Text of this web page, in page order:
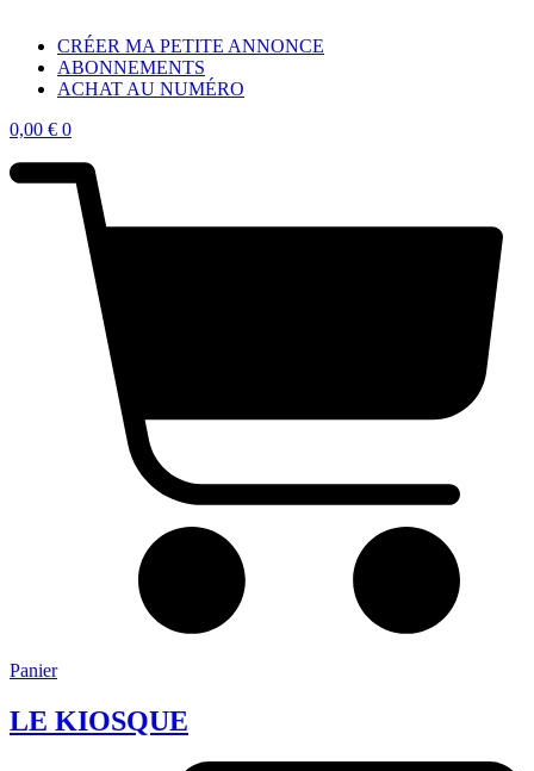
CRÉER MA PETITE ANNONCE
ABONNEMENTS
ACHAT AU NUMÉRO
0,00 € 0
Panier
LE KIOSQUE